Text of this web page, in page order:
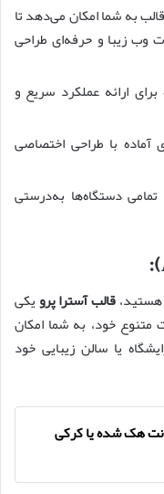
به شما امکان می‌دهد تا
وب زیبا و حرفه‌ای طراحی
ارائه عملکرد سریع و
با طراحی اختصاصی
دستگاه‌ها به‌درستی
قالب آسترا پرویکی
متنوع خود، به شما امکان
یا سالن زیبایی خود
هک شده یا کرکی